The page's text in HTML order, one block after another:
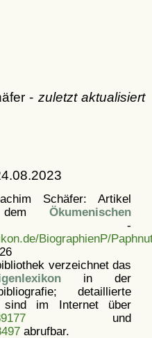
- zuletzt aktualisiert
Schäfer: Artikel
dem Ökumenischen
BiographienP/
verzeichnet das
in der
detaillierte
sind im Internet über
und
abrufbar.